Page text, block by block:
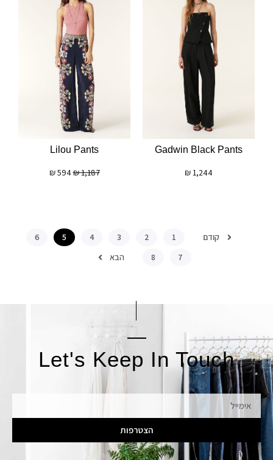
Gadwin Black Pants
1,244
₪
Lilou Pants
1,187
₪
594
₪
קודם 1
2
3
4
5
6
7
8 הבא
Let's Keep In Touch
אימייל
הצטרפות